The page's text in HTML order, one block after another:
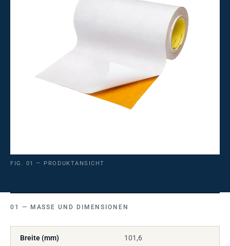
FIG. 01 — PRODUKTANSICHT
MASSE UND DIMENSIONEN
Breite (mm) 101,6